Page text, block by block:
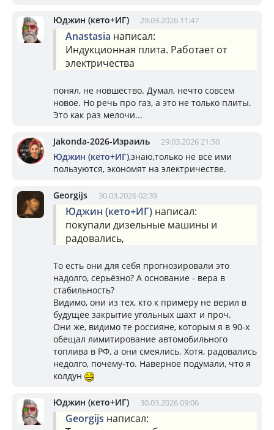
Юджин (кето+ИГ) 29.03.2026 11:47
Anastasia написал:
Индукционная плита. Работает от
электричества
понял, не новшество. Думал, нечто совсем
новое. Но речь про газ, а это не только плиты.
Это как раз мелочи...
Jakonda-2026-Израиль 29.03.2026 21:50
Юджин (кето+ИГ),знаю,только не все ими
пользуются, экономят на электричестве.
Georgijs 30.03.2026 02:39
Юджин (кето+ИГ) написал:
покупали дизельные машины и
радовались,
То есть они для себя прогнозировали это
надолго, серьёзно? А основание - вера в
стабильность?
Видимо, они из тех, кто к примеру не верил в
будущее закрытие угольных шахт и проч.
Они же, видимо те россияне, которым я в 90-х
обещал лимитирование автомобильного
топлива в РФ, а они смеялись. Хотя, радовались
недолго, почему-то. Наверное подумали, что я
колдун
Юджин (кето+ИГ) 30.03.2026 09:06
Georgijs написал: